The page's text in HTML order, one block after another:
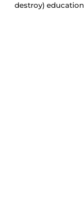
destroy) education